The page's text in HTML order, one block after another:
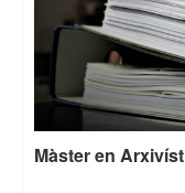
Màster en